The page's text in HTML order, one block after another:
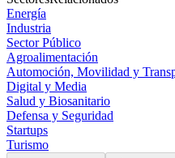
Energía
Industria
Sector Público
Agroalimentación
Automoción, Movilidad y
Digital y Media
Salud y Biosanitario
Defensa y Seguridad
Startups
Turismo